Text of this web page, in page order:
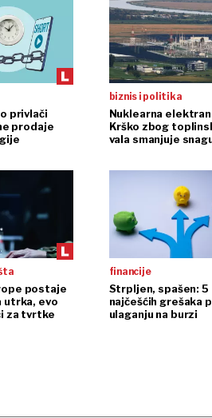
privlači
prodaje
biznis i politika
Nuklearna
Krško zbog
vala smanjuje
postaje
utrka, evo
za tvrtke
financije
Strpljen, spašen: 5
najčešćih grešaka
ulaganju na burzi